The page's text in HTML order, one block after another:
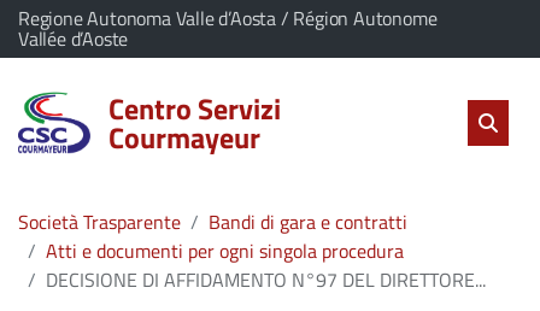
vai al contenuto
vai al menu principale
Home
Servizi
L'Amministrazione
Linea
diretta
Il comune di Centro Servizi Courmayeur appartiene a:
Regione Autonoma Valle d’Aosta / Région Autonome
Vallée d’Aoste(Apre il link in una nuova scheda)
Centro Servizi
Courmayeur
salta
Società Trasparente
Bandi di gara e contratti
Atti e documenti per ogni singola procedura
DECISIONE DI AFFIDAMENTO N°97 DEL DIRETTORE...